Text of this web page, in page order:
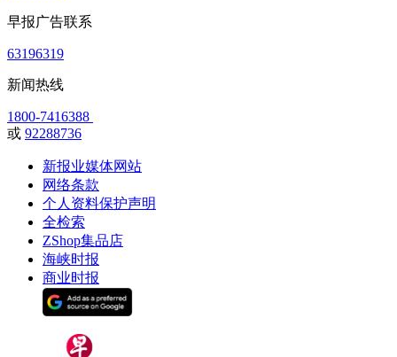
早报广告联系
63196319
新闻热线
1800-7416388
或 92288736
新报业媒体网站
网络条款
个人资料保护声明
全检索
ZShop集品店
海峡时报
商业时报